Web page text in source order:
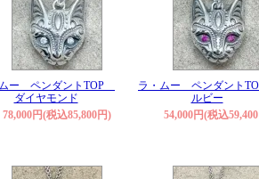
ー ペンダントTOP
ダイヤモンド
78,000円(税込85,800円)
ラ・ムー ペンダント
ルビー
54,000円(税込